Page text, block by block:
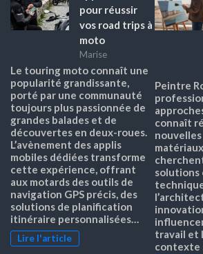
pour réussir
vos road trips à
moto
Marise
Le touring moto connaît une
popularité grandissante,
porté par une communauté
toujours plus passionnée de
grandes balades et de
découvertes en deux-roues.
L’avènement des applis
mobiles dédiées transforme
cette expérience, offrant
aux motards des outils de
navigation GPS précis, des
solutions de planification
itinéraire personnalisées…
Lire l'article
Peintre
connaît
solutions
travail et
contexte